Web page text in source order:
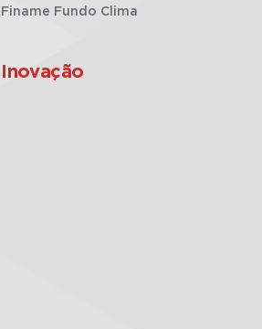
Finame Fundo Clima
Inovação